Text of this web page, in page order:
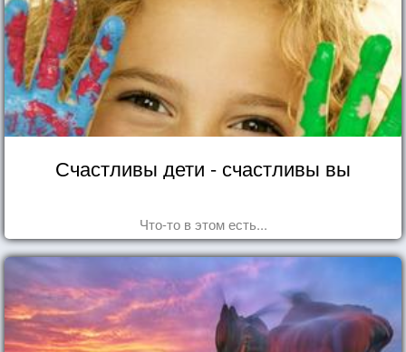
Счастливы дети - счастливы вы
Что-то в этом есть...